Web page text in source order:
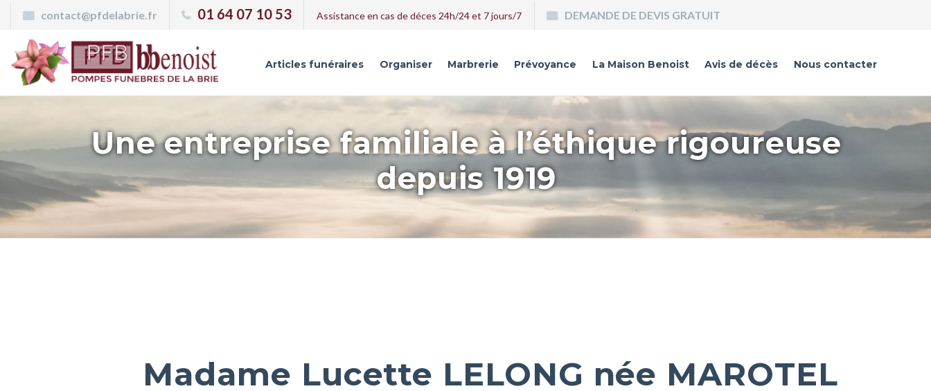
contact@pfdelabrie.fr 01 64 07 10 53 Assistance en cas de déces 24h/24 et 7 jours/7 DEMANDE DE DEVIS GRATUIT
Articles funéraires Organiser Marbrerie Prévoyance La Maison Benoist Avis de décès Nous contacter
Une entreprise familiale à l’éthique rigoureuse
depuis 1919
Madame Lucette LELONG née MAROTEL